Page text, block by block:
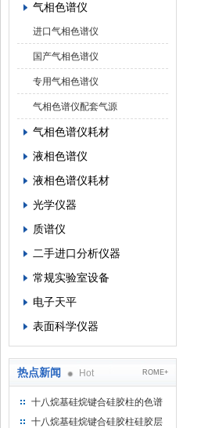
气相色谱仪
进口气相色谱仪
国产气相色谱仪
专用气相色谱仪
气相色谱仪配套气源
气相色谱仪耗材
液相色谱仪
液相色谱仪耗材
光学仪器
质谱仪
二手进口分析仪器
常规实验室设备
电子天平
表面科学仪器
热点新闻 Hot ROME+
十八烷基硅烷键合硅胶柱的色谱
方法浅述
十八烷基硅烷键合硅胶柱硅胶层